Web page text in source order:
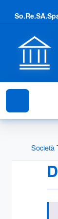
Società